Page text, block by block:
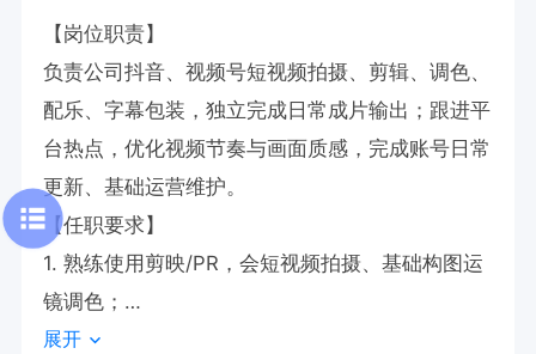
【岗位职责】
负责公司抖音、视频号短视频拍摄、剪辑、调色、
配乐、字幕包装，独立完成日常成片输出；跟进平
台热点，优化视频节奏与画面质感，完成账号日常
更新、基础运营维护。
【任职要求】
1. 熟练使用剪映/PR，会短视频拍摄、基础构图运
镜调色；
2. 熟悉抖音、视频号热门玩法，网感好、审美在
展开